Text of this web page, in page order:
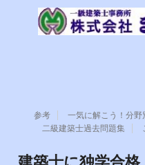
参考 一気に解こう！分野
二級建築士過去問題集